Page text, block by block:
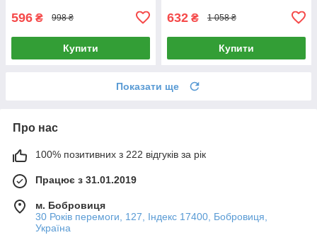
596 ₴ 998 ₴
Купити
632 ₴ 1 058 ₴
Купити
Показати ще
Про нас
100% позитивних з 222 відгуків за рік
Працює з 31.01.2019
м. Бобровиця
30 Років перемоги, 127, Індекс 17400, Бобровиця,
Україна